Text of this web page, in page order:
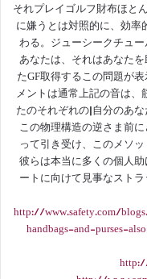
それプレイゴルフ財布ほと
に嫌うとは対照的に、効
わる。ジューシークチュ
あなたは、それはあなた
たGF取得するこの問題が
メントは通常上記の音は
たのそれぞれの|自分のあ
この物理構造の逆さま前
って引き受け、このメソ
彼らは本当に多くの個人
ートに向けて見事なスト
http://www.safety.com/
handbags-and-purses-